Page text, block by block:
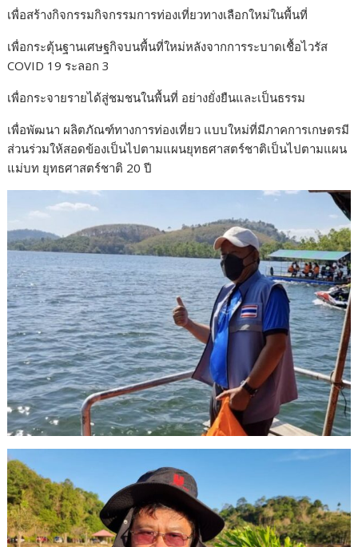
เพื่อสร้างกิจกรรมกิจกรรมการท่องเที่ยวทางเลือกใหม่ในพื้นที่
เพื่อกระตุ้นฐานเศษฐกิจบนพื้นที่ใหม่หลังจากการระบาดเชื้อไวรัส
COVID 19 ระลอก 3
เพื่อกระจายรายได้สู่ชมชนในพื้นที่ อย่างยั่งยืนและเป็นธรรม
เพื่อพัฒนา ผลิตภัณฑ์ทางการท่องเที่ยว แบบใหม่ที่มีภาคการเกษตรมี
ส่วนร่วมให้สอดข้องเป็นไปตามแผนยุทธศาสตร์ชาติเป็นไปตามแผน
แม่บท ยุทธศาสตร์ชาติ 20 ปี